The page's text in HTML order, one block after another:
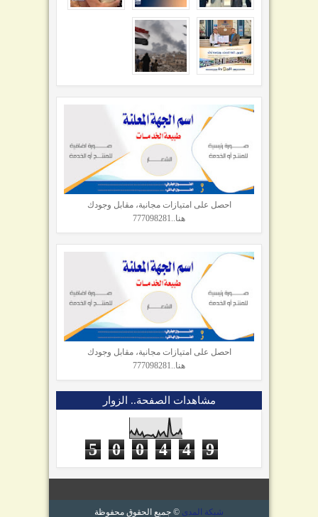
احصل على امتيازات مجانية، مقابل وجودك
هنا..777098281
احصل على امتيازات مجانية، مقابل وجودك
هنا..777098281
مشاهدات الصفحة.. الزوار
5 0 0 4 4 9
شبكة المدى © جميع الحقوق محفوظة